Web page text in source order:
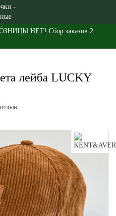
НЕТ! Сбор заказов 2
лейба LUCKY